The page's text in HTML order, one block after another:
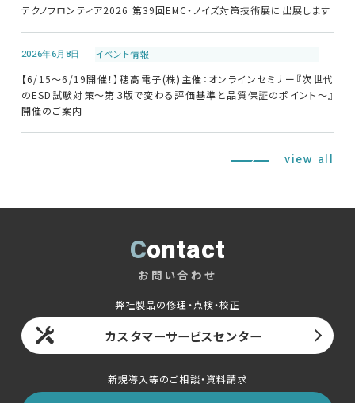
HOME
ニュース 会社概要
English 中文
テクノフロンティア2026 第39回EMC・ノイズ対策技術展に出展します
2026年6月8日 イベント情報
【6/15～6/19開催！】穂高電子(株)主催：オンラインセミナー『次世代
のESD試験対策～第３版で変わる評価基準と品質保証のポイント～』
開催のご案内
view all
Contact
お問い合わせ
弊社製品の修理・点検・校正
カスタマーサービスセンター
新規導入等のご相談・資料請求